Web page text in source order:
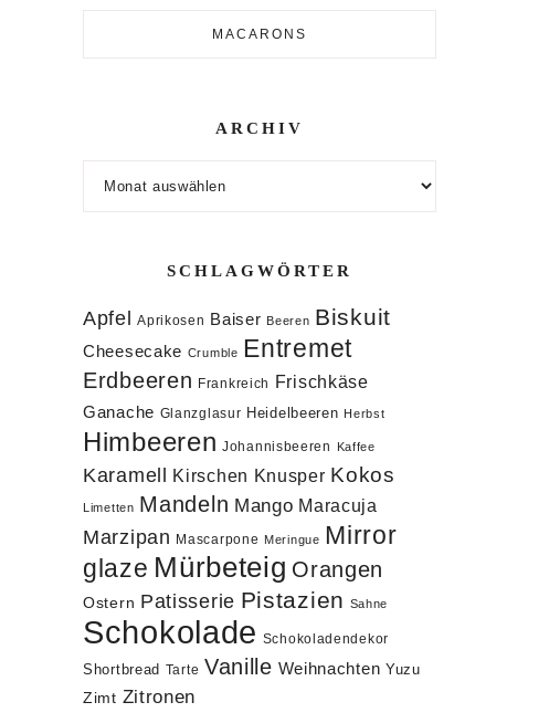
MACARONS
ARCHIV
SCHLAGWÖRTER
Apfel Aprikosen Baiser Beeren Biskuit
Cheesecake Crumble Entremet
Erdbeeren Frankreich Frischkäse
Ganache Glanzglasur Heidelbeeren Herbst
Himbeeren Johannisbeeren Kaffee
Karamell Kirschen Knusper Kokos
Limetten Mandeln Mango Maracuja
Marzipan Mascarpone Meringue Mirror
glaze Mürbeteig Orangen
Ostern Patisserie Pistazien Sahne
Schokolade Schokoladendekor
Shortbread Tarte Vanille Weihnachten Yuzu
Zimt Zitronen